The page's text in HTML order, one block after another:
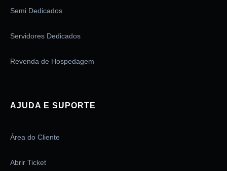
Semi Dedicados
Servidores Dedicados
Revenda de Hospedagem
AJUDA E SUPORTE
Área do Cliente
Abrir Ticket